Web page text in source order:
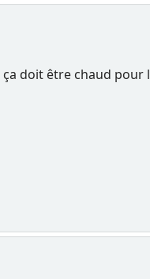
doit être chaud pour